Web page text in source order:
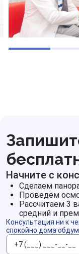
Начните с
Сделаем
Проведём
Рассчитаем 3
средний и
Консультация ни к
спокойно дома
Телефон